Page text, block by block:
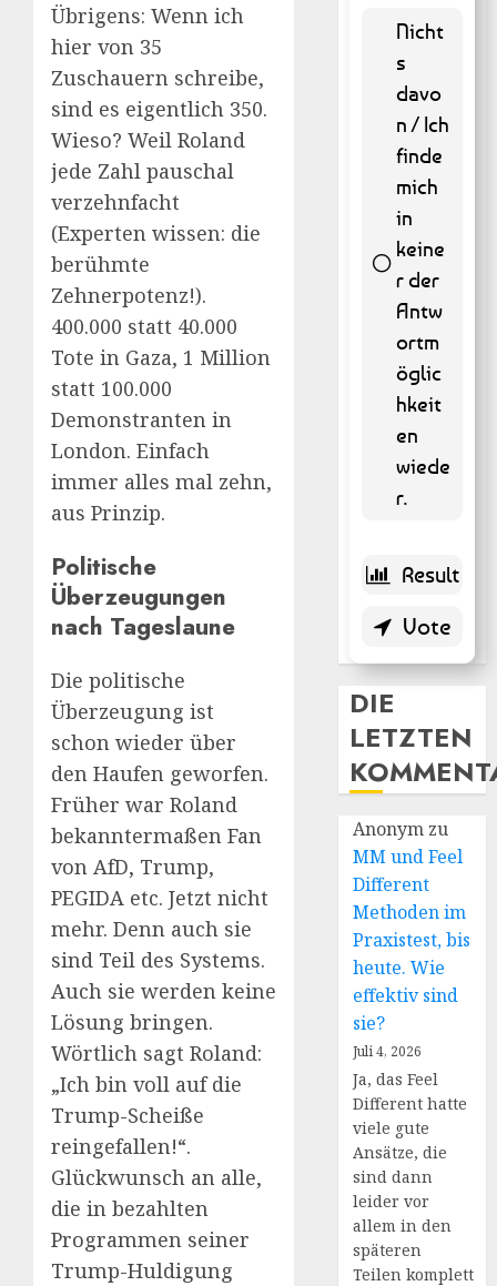
Übrigens: Wenn ich
hier von 35
Zuschauern schreibe,
sind es eigentlich 350.
Wieso? Weil Roland
jede Zahl pauschal
verzehnfacht
(Experten wissen: die
berühmte
Zehnerpotenz!).
400.000 statt 40.000
Tote in Gaza, 1 Million
statt 100.000
Demonstranten in
London. Einfach
immer alles mal zehn,
aus Prinzip.
Politische
Überzeugungen
nach Tageslaune
Die politische
Überzeugung ist
schon wieder über
den Haufen geworfen.
Früher war Roland
bekanntermaßen Fan
von AfD, Trump,
PEGIDA etc. Jetzt nicht
mehr. Denn auch sie
sind Teil des Systems.
Auch sie werden keine
Lösung bringen.
Wörtlich sagt Roland:
„Ich bin voll auf die
Trump-Scheiße
reingefallen!“.
Glückwunsch an alle,
die in bezahlten
Programmen seiner
Trump-Huldigung
Nicht
s
davo
n / Ich
finde
mich
in
keine
r der
Antw
ortm
öglic
hkeit
en
wiede
r.
9 ( 1.82
% )
DIE
LETZTEN
Anonym zu
MM und Feel
Different
Methoden im
Praxistest, bis
heute. Wie
effektiv sind
sie?
Juli 4, 2026
Ja, das Feel
Different hatte
viele gute
Ansätze, die
sind dann
leider vor
allem in den
späteren
Teilen komplett